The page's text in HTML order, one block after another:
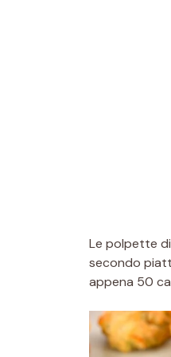
Le polpette
secondo
appena 50